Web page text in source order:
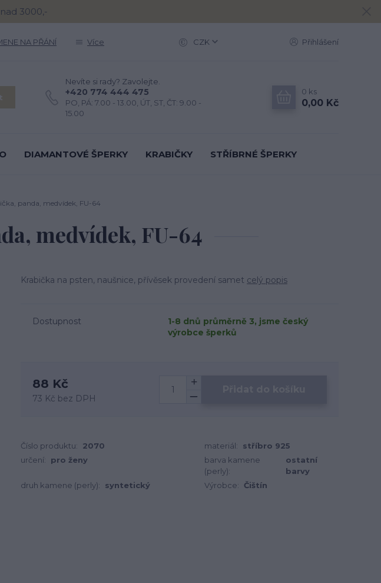
3000,-
NA PŘÁNÍ Více CZK Přihlášení
Nevíte si rady? Zavolejte.
+420 774 444 475
PO, PÁ: 7.00 - 13.00, ÚT, ST, ČT: 9.00 -
15.00
0 ks
0,00 Kč
DIAMANTOVÉ ŠPERKY KRABIČKY STŘÍBRNÉ ŠPERKY
panda, medvídek, FU-64
medvídek, FU-64
Krabička na psten, naušnice, přívěsek provedení samet celý popis
Dostupnost
1-8 dnů průměrně 3, jsme český
výrobce šperků
88 Kč
73 Kč bez DPH
Číslo produktu: 2070 materiál:
stříbro 925
určení:
pro ženy
barva kamene
(perly):
ostatní
barvy
druh kamene (perly):
syntetický Výrobce: Čištín